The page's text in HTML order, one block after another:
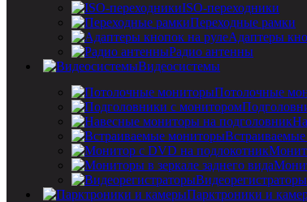
ISO-переходники
Переходные рамки
Адаптеры
Радио антенны
Видеосистемы
Потолочные
Видеорегистраторы
Парктроники и